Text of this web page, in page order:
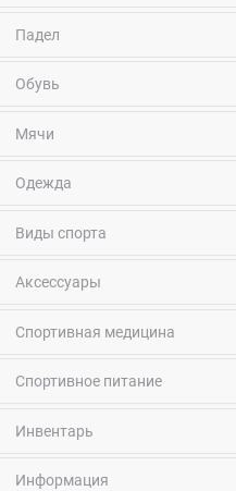
Падел
Обувь
Мячи
Одежда
Виды спорта
Аксессуары
Спортивная медицина
Спортивное питание
Инвентарь
Информация